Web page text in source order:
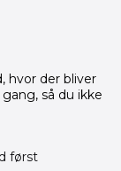
hvor der bliver
så du ikke